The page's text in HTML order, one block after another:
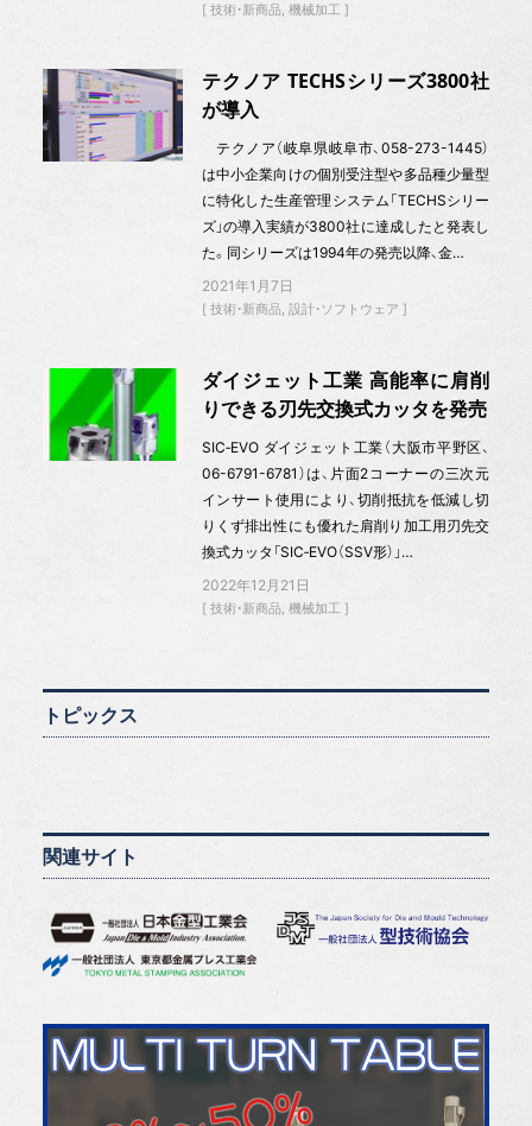
技術・新商品 機械加工
テクノア TECHSシリーズ3800社
が導入
テクノア（岐阜県岐阜市、058-273-1445）
は中小企業向けの個別受注型や多品種少量型
に特化した生産管理システム「TECHSシリー
ズ」の導入実績が3800社に達成したと発表し
た。同シリーズは1994年の発売以降、金…
2021年1月7日
技術・新商品 設計・ソフトウェア
ダイジェット工業 高能率に肩削
りできる刃先交換式カッタを発売
SIC‐EVO ダイジェット工業（大阪市平野区、
06-6791-6781）は、片面2コーナーの三次元
インサート使用により、切削抵抗を低減し切
りくず排出性にも優れた肩削り加工用刃先交
換式カッタ「SIC‐EVO（SSV形）」…
2022年12月21日
技術・新商品 機械加工
トピックス
関連サイト